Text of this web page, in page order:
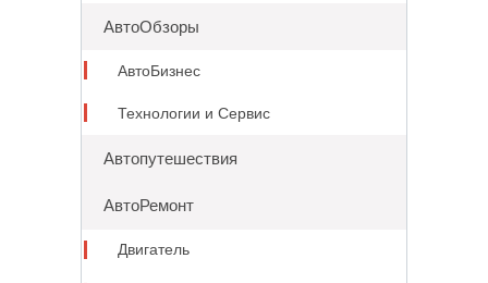
АвтоОбзоры
АвтоБизнес
Технологии и Сервис
Автопутешествия
АвтоРемонт
Двигатель